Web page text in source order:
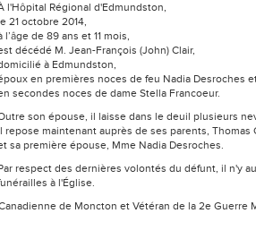
l'Hôpital Régional d'Edmundston,
21 octobre 2014,
l’âge de 89 ans et 11 mois,
décédé M. Jean-François (John) Clair,
à Edmundston,
en premières noces de feu Nadia Desroches
secondes noces de dame Stella Francoeur.
son épouse, il laisse dans le deuil plusieurs
repose maintenant auprès de ses parents,
sa première épouse, Mme Nadia Desroches.
respect des dernières volontés du défunt, il n'y
à l'Église.
de Moncton et Vétéran de la 2e Guerre